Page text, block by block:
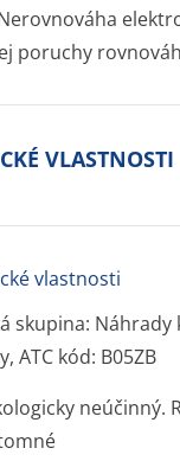
poruchy
VLASTNOSTI
vlastnosti
skupina: Náhrady
ATC kód: B05ZB
neúčinný.